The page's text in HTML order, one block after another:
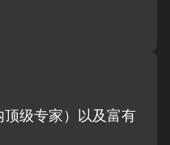
级专家）以及富有